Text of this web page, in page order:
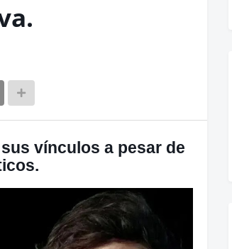
vínculos a pesar de